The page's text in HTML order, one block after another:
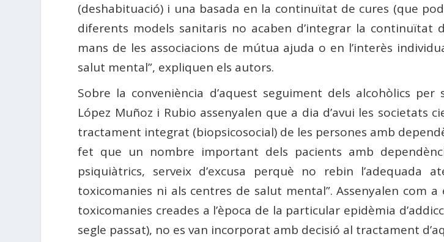
(deshabituació) i una basada en la continuïtat de cures (que
diferents models sanitaris no acaben d’integrar la continuïtat
mans de les associacions de mútua ajuda o en l’interès
salut mental”, expliquen els autors.
Sobre la conveniència d’aquest seguiment dels alcohòlics
López Muñoz i Rubio assenyalen que a dia d’avui les
tractament integrat (biopsicosocial) de les persones amb
fet que un nombre important dels pacients amb
psiquiàtrics, serveix d’excusa perquè no rebin l’adequada
toxicomanies ni als centres de salut mental”. Assenyalen com
toxicomanies creades a l’època de la particular epidèmia
segle passat), no es van incorporat amb decisió al tractament